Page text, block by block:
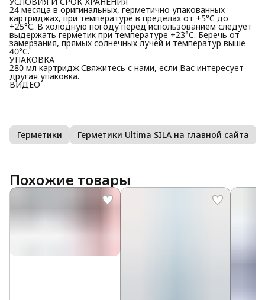
24 месяца в оригинальных, герметично упакованных
картриджах, при температуре в пределах от +5°C до
+25°C. В холодную погоду перед использованием следует
выдержать герметик при температуре +23°C. Беречь от
замерзания, прямых солнечных лучей и температур выше
40°C.
УПАКОВКА
280 мл картридж.Свяжитесь с нами, если Вас интересует
другая упаковка.
ВИДЕО
Герметики Герметики Ultima SILA на главной сайта
Похожие товары